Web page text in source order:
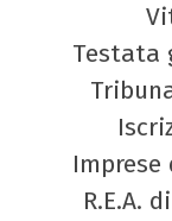
Testata
Imprese
R.E.A.